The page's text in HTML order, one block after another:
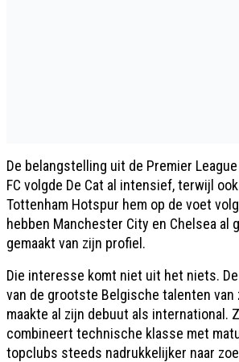
De belangstelling uit de Premier
FC volgde De Cat al intensief, terwijl
Tottenham Hotspur hem op de voet
hebben Manchester City en Chelsea al
gemaakt van zijn profiel.
Die interesse komt niet uit het niets.
van de grootste Belgische talenten van
maakte al zijn debuut als international.
combineert technische klasse met
topclubs steeds nadrukkelijker naar